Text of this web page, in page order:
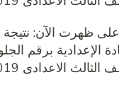
على ظهرت الآن: نتيجة
الإعدادية برقم
الاعدادى 2019 “